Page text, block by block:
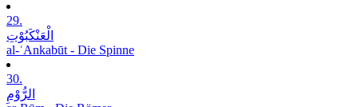
29.
الْعَنْکَبُوْتِ
al-ʿAnkabūt - Die Spinne
30.
الرُّوْمِ